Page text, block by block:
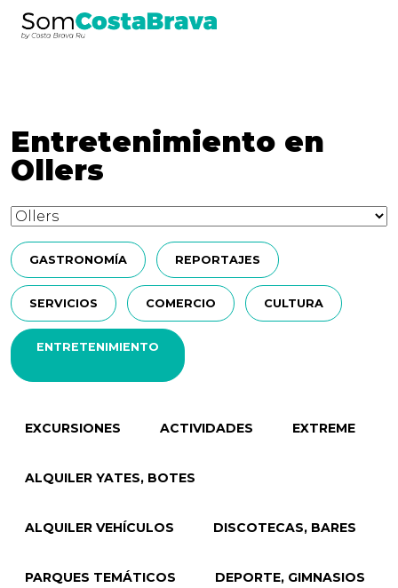
Entretenimiento en
Ollers
GASTRONOMÍA REPORTAJES
SERVICIOS COMERCIO CULTURA
ENTRETENIMIENTO
EXCURSIONES ACTIVIDADES EXTREME
ALQUILER YATES, BOTES
ALQUILER VEHÍCULOS DISCOTECAS, BARES
PARQUES TEMÁTICOS DEPORTE, GIMNASIOS